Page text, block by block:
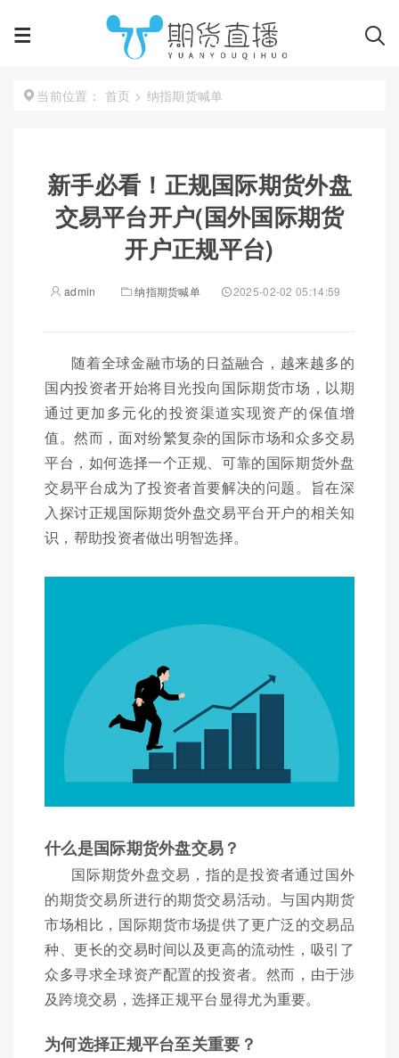
当前位置： 首页 > 纳指期货喊单
新手必看！正规国际期货外盘
交易平台开户(国外国际期货
开户正规平台)
admin 纳指期货喊单 2025-02-02 05:14:59
随着全球金融市场的日益融合，越来越多的
国内投资者开始将目光投向国际期货市场，以期
通过更加多元化的投资渠道实现资产的保值增
值。然而，面对纷繁复杂的国际市场和众多交易
平台，如何选择一个正规、可靠的国际期货外盘
交易平台成为了投资者首要解决的问题。旨在深
入探讨正规国际期货外盘交易平台开户的相关知
识，帮助投资者做出明智选择。
什么是国际期货外盘交易？
国际期货外盘交易，指的是投资者通过国外
的期货交易所进行的期货交易活动。与国内期货
市场相比，国际期货市场提供了更广泛的交易品
种、更长的交易时间以及更高的流动性，吸引了
众多寻求全球资产配置的投资者。然而，由于涉
及跨境交易，选择正规平台显得尤为重要。
为何选择正规平台至关重要？